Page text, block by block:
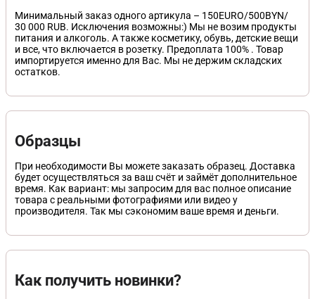
Минимальный заказ одного артикула – 150EURO/500BYN/
30 000 RUB. Исключения возможны:) Мы не возим продукты
питания и алкоголь. А также косметику, обувь, детские вещи
и все, что включается в розетку. Предоплата 100% . Товар
импортируется именно для Вас. Мы не держим складских
остатков.
Образцы
При необходимости Вы можете заказать образец. Доставка
будет осуществляться за ваш счёт и займёт дополнительное
время. Как вариант: мы запросим для вас полное описание
товара с реальными фотографиями или видео у
производителя. Так мы сэкономим ваше время и деньги.
Как получить новинки?